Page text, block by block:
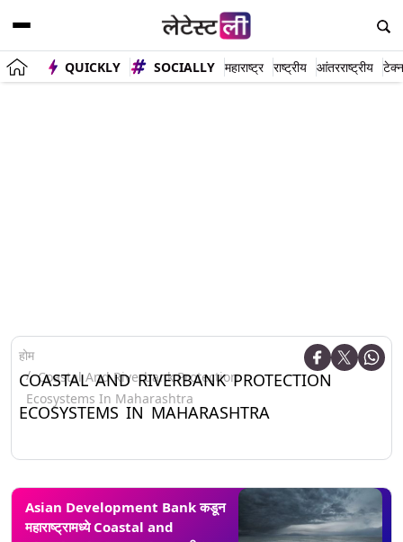
QUICKLY SOCIALLY महाराष्ट्र राष्ट्रीय आंतरराष्ट्रीय
होम
Coastal And Riverbank Protection
Ecosystems In Maharashtra
COASTAL AND RIVERBANK PROTECTION
ECOSYSTEMS IN MAHARASHTRA
Asian Development Bank कडून
महाराष्ट्रामध्ये Coastal and